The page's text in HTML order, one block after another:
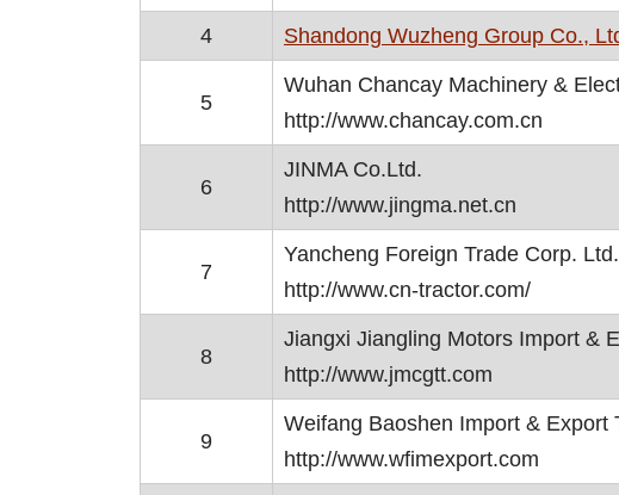
4 Shandong Wuzheng Group Co.,
5
Wuhan Chancay Machinery &
http://www.chancay.com.cn
6
JINMA Co.Ltd.
http://www.jingma.net.cn
7
Yancheng Foreign Trade Corp. Ltd.
http://www.cn-tractor.com/
8
Jiangxi Jiangling Motors Import &
http://www.jmcgtt.com
9
Weifang Baoshen Import & Export
http://www.wfimexport.com